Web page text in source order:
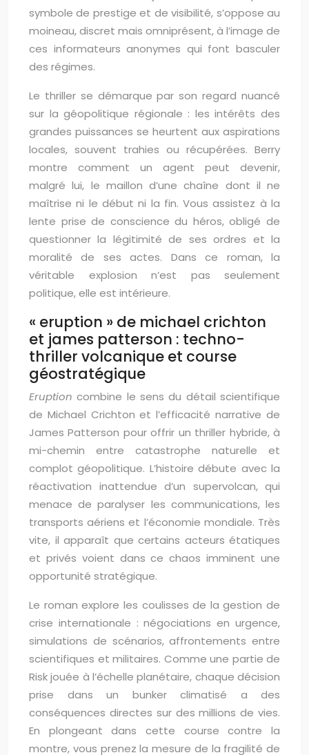
symbole de prestige et de visibilité, s’oppose au
moineau, discret mais omniprésent, à l’image de
ces informateurs anonymes qui font basculer
des régimes.
Le thriller se démarque par son regard nuancé
sur la géopolitique régionale : les intérêts des
grandes puissances se heurtent aux aspirations
locales, souvent trahies ou récupérées. Berry
montre comment un agent peut devenir,
malgré lui, le maillon d’une chaîne dont il ne
maîtrise ni le début ni la fin. Vous assistez à la
lente prise de conscience du héros, obligé de
questionner la légitimité de ses ordres et la
moralité de ses actes. Dans ce roman, la
véritable explosion n’est pas seulement
politique, elle est intérieure.
« eruption » de michael crichton
et james patterson : techno-
thriller volcanique et course
géostratégique
Eruption combine le sens du détail scientifique
de Michael Crichton et l’efficacité narrative de
James Patterson pour offrir un thriller hybride, à
mi-chemin entre catastrophe naturelle et
complot géopolitique. L’histoire débute avec la
réactivation inattendue d’un supervolcan, qui
menace de paralyser les communications, les
transports aériens et l’économie mondiale. Très
vite, il apparaît que certains acteurs étatiques
et privés voient dans ce chaos imminent une
opportunité stratégique.
Le roman explore les coulisses de la gestion de
crise internationale : négociations en urgence,
simulations de scénarios, affrontements entre
scientifiques et militaires. Comme une partie de
Risk jouée à l’échelle planétaire, chaque décision
prise dans un bunker climatisé a des
conséquences directes sur des millions de vies.
En plongeant dans cette course contre la
montre, vous prenez la mesure de la fragilité de